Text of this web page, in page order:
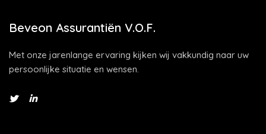
Beveon Assurantiën V.O.F.
Met onze jarenlange ervaring kijken wij vakkundig naar uw
persoonlijke situatie en wensen.